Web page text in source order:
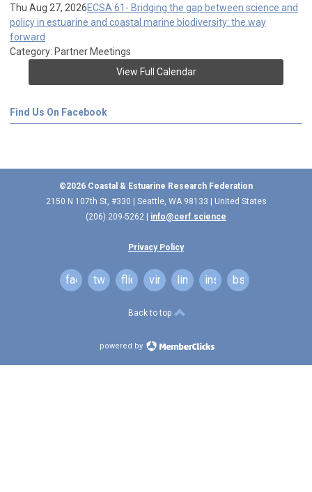
Thu Aug 27, 2026ECSA 61- Bridging the gap between science and
policy in estuarine and coastal marine biodiversity: the way
forward
Category: Partner Meetings
View Full Calendar
Find Us On Facebook
©2026 Coastal & Estuarine Research Federation
2150 N 107th St, #330 | Seattle, WA 98133 | United States
(206) 209-5262 | info@cerf.science
Privacy Policy
facebooktwitterflickr vimeo linkedininstagram
bsky
Back to top
powered by